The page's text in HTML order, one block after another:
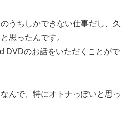
うちしかできない仕事だし、久
思ったんです。
DVDのお話をいただくことがで
んで、特にオトナっぽいと思っ